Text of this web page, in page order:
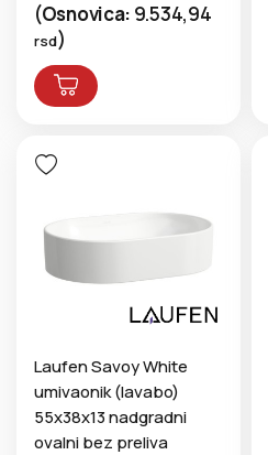
(Osnovica: 9.534,94
rsd)
Laufen Savoy White
umivaonik (lavabo)
55x38x13 nadgradni
ovalni bez preliva